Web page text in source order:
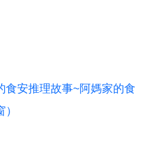
食安推理故事~阿媽家的食